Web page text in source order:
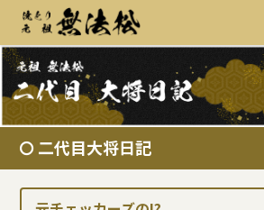
二代目大将日記